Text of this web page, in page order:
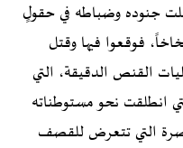
جنوده وضباطه في حقولٍ
فوقعوا فيها وقتل
القنص الدقيقة، التي
انطلقت نحو مستوطناته
التي تتعرض للقصف